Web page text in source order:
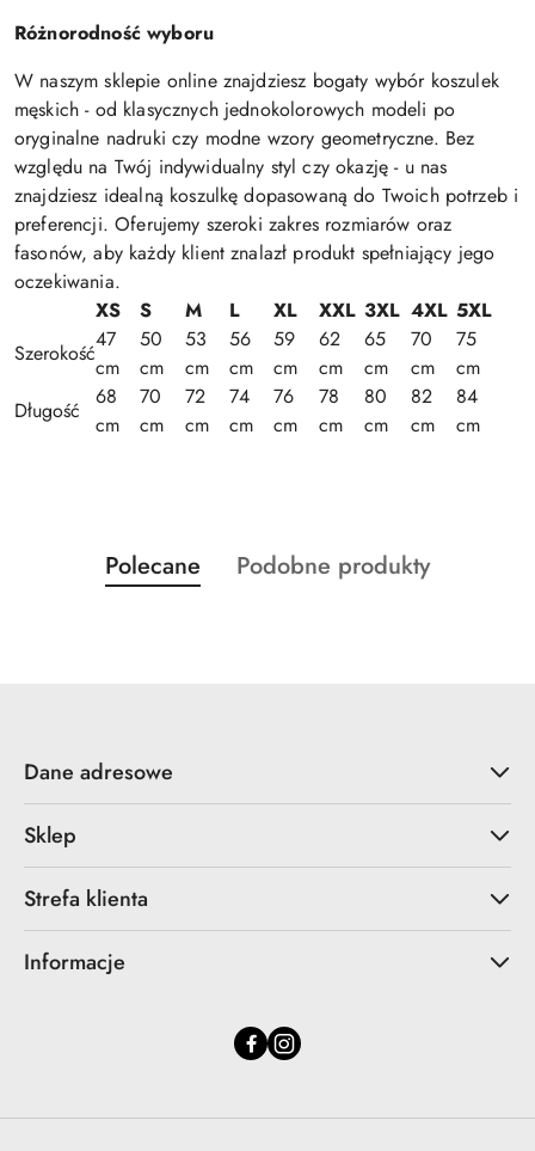
Różnorodność wyboru
W naszym sklepie online znajdziesz bogaty wybór koszulek
męskich - od klasycznych jednokolorowych modeli po
oryginalne nadruki czy modne wzory geometryczne. Bez
względu na Twój indywidualny styl czy okazję - u nas
znajdziesz idealną koszulkę dopasowaną do Twoich potrzeb i
preferencji. Oferujemy szeroki zakres rozmiarów oraz
fasonów, aby każdy klient znalazł produkt spełniający jego
oczekiwania.
XS
S M L XL XXL 3XL 4XL 5XL
Szerokość
47
cm
50
cm
53
cm
56
cm
59
cm
62
cm
65
cm
70
cm
75
cm
Długość
68
cm
70
cm
72
cm
74
cm
76
cm
78
cm
80
cm
82
cm
84
cm
Pomiń karuzelę produktów
Produkty
o
Polecane
Produkty
Podobne produkty
Dane adresowe
Sklep
Strefa klienta
Informacje